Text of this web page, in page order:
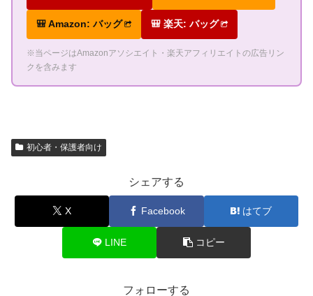
🎒 Amazon: バッグ 🎒 楽天: バッグ
※当ページはAmazonアソシエイト・楽天アフィリエイトの広告リン
クを含みます
初心者・保護者向け
シェアする
X Facebook はてブ
LINE コピー
フォローする